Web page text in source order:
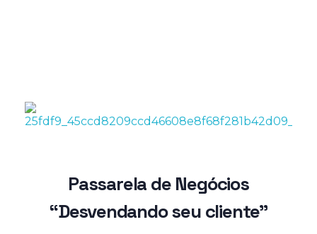
Passarela de Negócios
“Desvendando seu cliente”